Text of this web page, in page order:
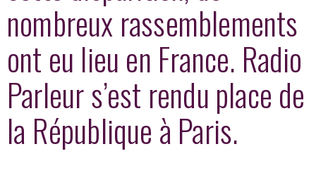
nombreux rassemblements
ont eu lieu en France. Radio
Parleur s’est rendu place de
la République à Paris.